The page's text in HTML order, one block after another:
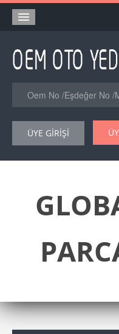
Orjinal Yedek Parça
Eşdeğer Muadil Yedek
Şase Numarası VIN
Hakkımızda
Forum
ÜYE GİRİŞİ